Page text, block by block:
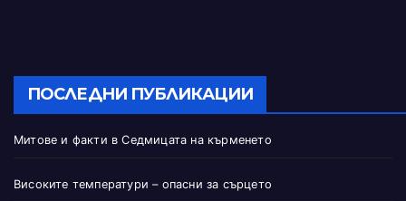
ПОСЛЕДНИ ПУБЛИКАЦИИ
Митове и факти в Седмицата на кърменето
Високите температури – опасни за сърцето